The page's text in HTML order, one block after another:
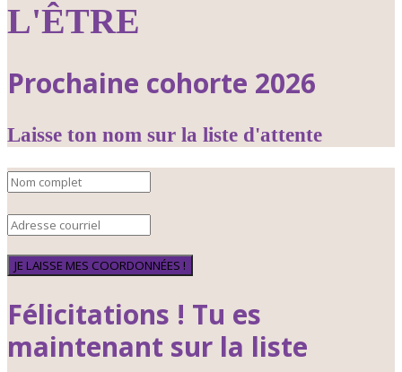
L'ÊTRE
Prochaine cohorte 2026
Laisse ton nom sur la liste d'attente
JE LAISSE MES COORDONNÉES !
Félicitations ! Tu es
maintenant sur la liste